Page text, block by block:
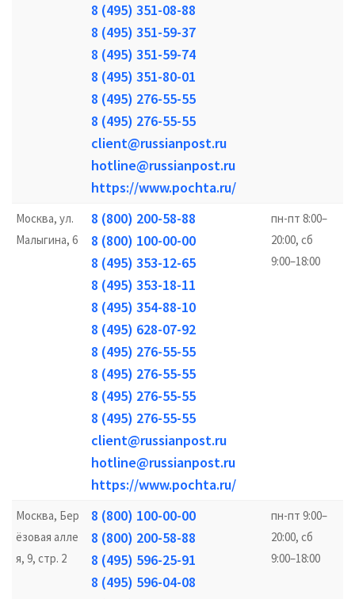
8 (495) 351-08-88
8 (495) 351-59-37
8 (495) 351-59-74
8 (495) 351-80-01
8 (495) 276-55-55
8 (495) 276-55-55
client@russianpost.ru
hotline@russianpost.ru
https://www.pochta.ru/
Москва, ул.
Малыгина, 6
8 (800) 200-58-88
8 (800) 100-00-00
8 (495) 353-12-65
8 (495) 353-18-11
8 (495) 354-88-10
8 (495) 628-07-92
8 (495) 276-55-55
8 (495) 276-55-55
8 (495) 276-55-55
8 (495) 276-55-55
client@russianpost.ru
hotline@russianpost.ru
https://www.pochta.ru/
пн-пт 8:00–
20:00, сб
9:00–18:00
Москва, Бер
ёзовая алле
я, 9, стр. 2
8 (800) 100-00-00
8 (800) 200-58-88
8 (495) 596-25-91
8 (495) 596-04-08
пн-пт 9:00–
20:00, сб
9:00–18:00